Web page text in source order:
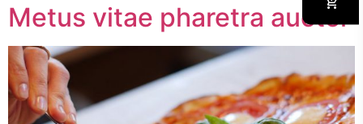
Metus vitae pharetra auctor